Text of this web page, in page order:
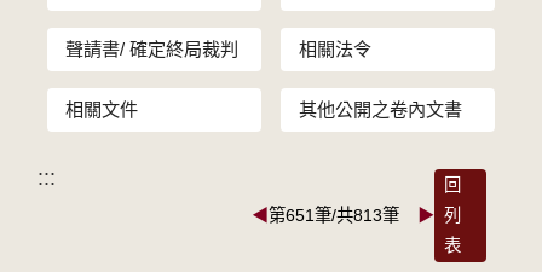
聲請書/ 確定終局裁判 相關法令
相關文件 其他公開之卷內文書
:::
◀第651筆/共813筆 ▶
回
列
表